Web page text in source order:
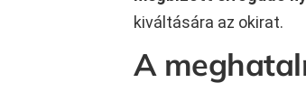
kiváltására az okirat.
A